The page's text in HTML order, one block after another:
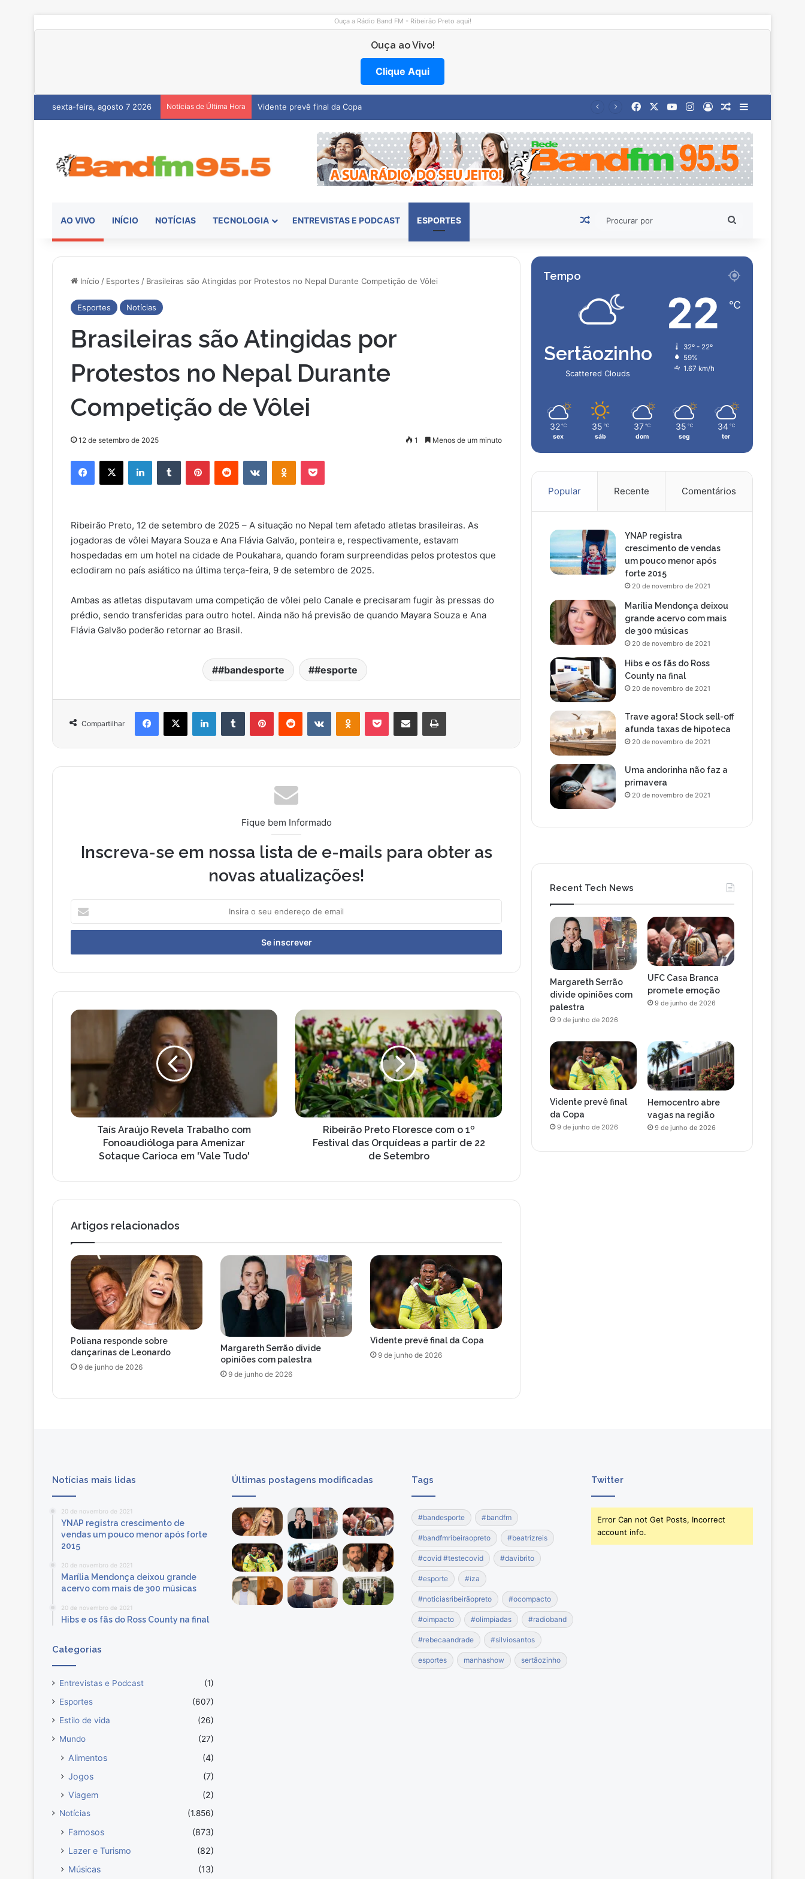
Ouça a Rádio Band FM - Ribeirão Preto aqui!
Ouça ao Vivo!
Clique Aqui
sexta-feira, agosto 7 2026 Notícias de Última Hora Hemocentro abre vagas na região FacebookYouTubeInstagram
EntrarArtigo aleatório
Barra Lateral
AO VIVO INÍCIO NOTÍCIAS TECNOLOGIA ENTREVISTAS E PODCAST ESPORTES Artigo aleatório
Início / Esportes / Brasileiras são Atingidas por Protestos no Nepal Durante Competição de Vôlei
Esportes Notícias
Brasileiras são Atingidas por
Protestos no Nepal Durante
Competição de Vôlei
12 de setembro de 2025 1 Menos de um minuto
Facebook
X LinkedinTumblr PinterestReddit VK OK Pocket
Ribeirão Preto, 12 de setembro de 2025 – A situação no Nepal tem afetado atletas brasileiras. As
jogadoras de vôlei Mayara Souza e Ana Flávia Galvão, ponteira e, respectivamente, estavam
hospedadas em um hotel na cidade de Poukahara, quando foram surpreendidas pelos protestos que
eclodiram no país asiático na última terça-feira, 9 de setembro de 2025.
Ambas as atletas disputavam uma competição de vôlei pelo Canale e precisaram fugir às pressas do
prédio, sendo transferidas para outro hotel. Ainda não há previsão de quando Mayara Souza e Ana
Flávia Galvão poderão retornar ao Brasil.
#bandesporte #esporte
Compartilhar
Facebook
X LinkedinTumblr PinterestReddit VK OK Pocket Compartilhar via e-mail Imprimir
Fique bem Informado
Inscreva-se em nossa lista de e-mails para obter as
novas atualizações!
seu
de
Taís
com
Fonoaudióloga
para
Amenizar
Sotaque
Taís Araújo Revela Trabalho com
Fonoaudióloga para Amenizar
Sotaque Carioca em 'Vale Tudo'
Ribeirão
Preto
Floresce
com
o
1º
Festival
das
Orquídeas
partir
de
Ribeirão Preto Floresce com o 1º
Festival das Orquídeas a partir de 22
de Setembro
Artigos relacionados
Poliana responde sobre
dançarinas de Leonardo
9 de junho de 2026
Margareth Serrão divide
opiniões com palestra
9 de junho de 2026
Vidente prevê final da Copa
9 de junho de 2026
Tempo
Sertãozinho
Scattered Clouds
22 ℃
32º - 22º
59%
1.67 km/h
32 ℃
sex
35 ℃
sáb
37 ℃
dom
35 ℃
seg
34 ℃
ter
Popular Recente Comentários
YNAP registra
crescimento de vendas
um pouco menor após
forte 2015
20 de novembro de 2021
Marília Mendonça deixou
grande acervo com mais
de 300 músicas
20 de novembro de 2021
Hibs e os fãs do Ross
County na final
20 de novembro de 2021
Trave agora! Stock sell-off
afunda taxas de hipoteca
20 de novembro de 2021
Uma andorinha não faz a
primavera
20 de novembro de 2021
Recent Tech News
Margareth Serrão
divide opiniões com
palestra
9 de junho de 2026
UFC Casa Branca
promete emoção
9 de junho de 2026
Vidente prevê final
da Copa
9 de junho de 2026
Hemocentro abre
vagas na região
9 de junho de 2026
Notícias mais lidas
20 de novembro de 2021
YNAP registra crescimento de
vendas um pouco menor após forte
2015
20 de novembro de 2021
Marília Mendonça deixou grande
acervo com mais de 300 músicas
20 de novembro de 2021
Hibs e os fãs do Ross County na final
Categorias
Entrevistas e Podcast
(1)
Esportes
(607)
Estilo de vida
(26)
Mundo
(27)
Alimentos
(4)
Jogos
(7)
Viagem
(2)
Notícias (1.856)
Famosos
(873)
Lazer e Turismo
(82)
Músicas
(13)
Últimas postagens modificadas Tags
#bandesporte #bandfm
#bandfmribeiraopreto #beatrizreis
#covid #testecovid #davibrito
#esporte #iza
#noticiasribeirãopreto #ocompacto
#oimpacto #olimpiadas #radioband
#rebecaandrade #silviosantos
esportes manhashow sertãozinho
Twitter
Error Can not Get Posts, Incorrect
account info.